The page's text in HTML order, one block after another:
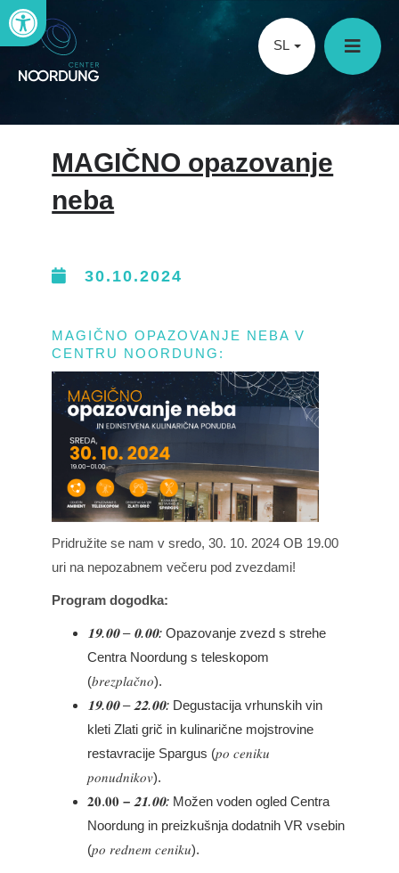
Open toolbar
SL
MAGIČNO opazovanje
neba
30.10.2024
MAGIČNO OPAZOVANJE NEBA V
CENTRU NOORDUNG:
Pridružite se nam v sredo, 30. 10. 2024 OB 19.00
uri na nepozabnem večeru pod zvezdami!
Program dogodka:
𝟏𝟗.𝟎𝟎 – 𝟎.𝟎𝟎: Opazovanje zvezd s strehe
Centra Noordung s teleskopom
(𝑏𝑟𝑒𝑧𝑝𝑙𝑎𝑐̌𝑛𝑜).
𝟏𝟗.𝟎𝟎 – 𝟐𝟐.𝟎𝟎: Degustacija vrhunskih vin
kleti Zlati grič in kulinarične mojstrovine
restavracije Spargus (𝑝𝑜 𝑐𝑒𝑛𝑖𝑘𝑢
𝑝𝑜𝑛𝑢𝑑𝑛𝑖𝑘𝑜𝑣).
𝟐𝟎.𝟎𝟎– 𝟐𝟏.𝟎𝟎: Možen voden ogled Centra
Noordung in preizkušnja dodatnih VR vsebin
(𝑝𝑜 𝑟𝑒𝑑𝑛𝑒𝑚 𝑐𝑒𝑛𝑖𝑘𝑢).